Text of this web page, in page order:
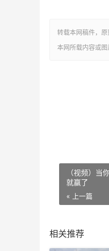
转载本网稿件，
本网所载内容或图
（视频）当
就赢了
« 上一篇
相关推荐